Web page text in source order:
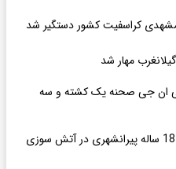
کراسفیت کشور دستگیر شد
مهار شد
سی ان جی صحنه یک کشته و سه
مرگ تلخ سوما مقدمی دختر 18 ساله پیرانشهری در آتش سوزی